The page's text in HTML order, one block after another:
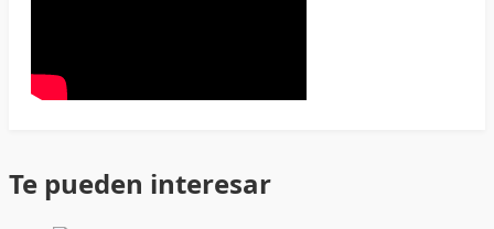
Te pueden interesar